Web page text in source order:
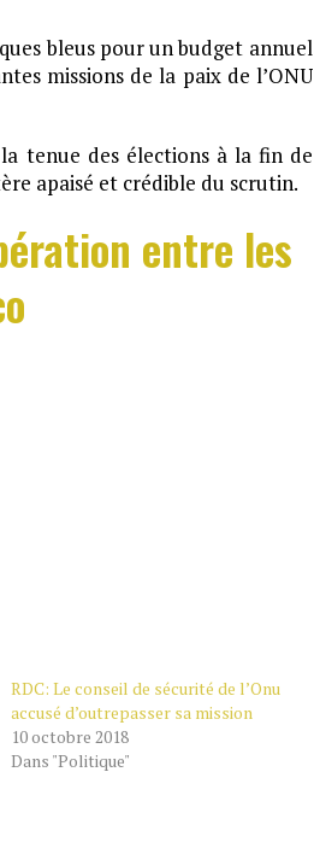
bleus pour un budget annuel
missions de la paix de l’ONU
tenue des élections à la fin de
apaisé et crédible du scrutin.
entre les
RDC: Le conseil de sécurité de l’Onu
accusé d’outrepasser sa mission
10 octobre 2018
Dans "Politique"